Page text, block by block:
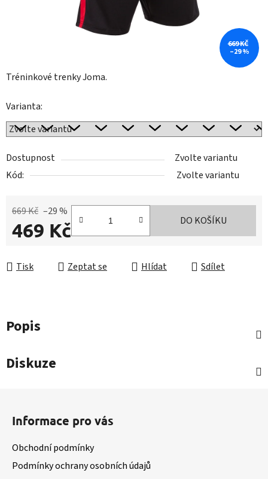
Tréninkové trenky Joma.
Varianta:
Dostupnost
Zvolte variantu
Kód:
Zvolte variantu
669 Kč –29 %
469 Kč DO KOŠÍKU
Tisk Zeptat se Hlídat Sdílet
669 KČ
–29 %
Popis
Diskuze
Informace pro vás
Obchodní podmínky
Podmínky ochrany osobních údajů